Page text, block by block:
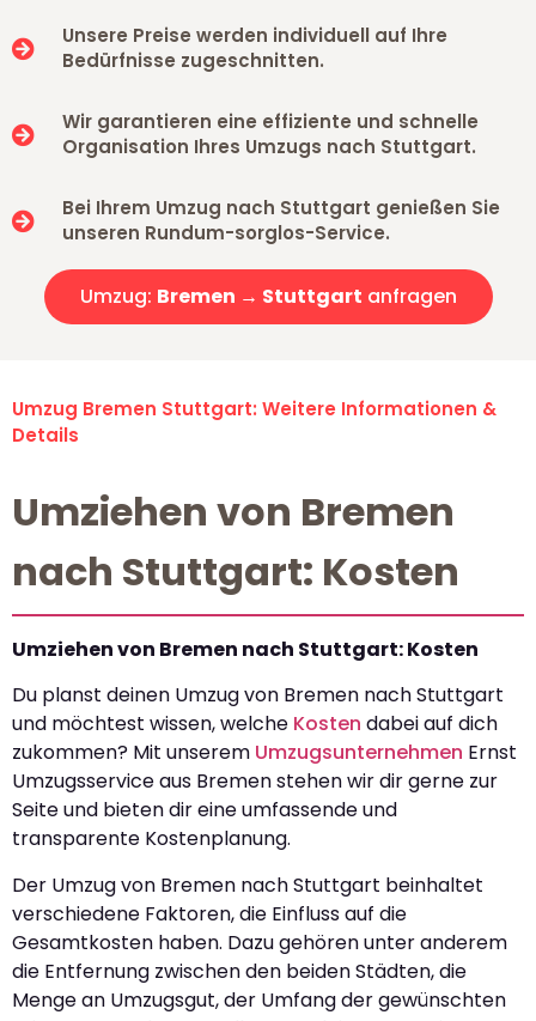
Unsere Preise werden individuell auf Ihre
Bedürfnisse zugeschnitten.
Wir garantieren eine effiziente und schnelle
Organisation Ihres Umzugs nach Stuttgart.
Bei Ihrem Umzug nach Stuttgart genießen Sie
unseren Rundum-sorglos-Service.
Umzug: Bremen → Stuttgart anfragen
Umzug Bremen Stuttgart: Weitere Informationen &
Details
Umziehen von Bremen
nach Stuttgart: Kosten
Umziehen von Bremen nach Stuttgart: Kosten
Du planst deinen Umzug von Bremen nach Stuttgart
und möchtest wissen, welche Kosten dabei auf dich
zukommen? Mit unserem Umzugsunternehmen Ernst
Umzugsservice aus Bremen stehen wir dir gerne zur
Seite und bieten dir eine umfassende und
transparente Kostenplanung.
Der Umzug von Bremen nach Stuttgart beinhaltet
verschiedene Faktoren, die Einfluss auf die
Gesamtkosten haben. Dazu gehören unter anderem
die Entfernung zwischen den beiden Städten, die
Menge an Umzugsgut, der Umfang der gewünschten